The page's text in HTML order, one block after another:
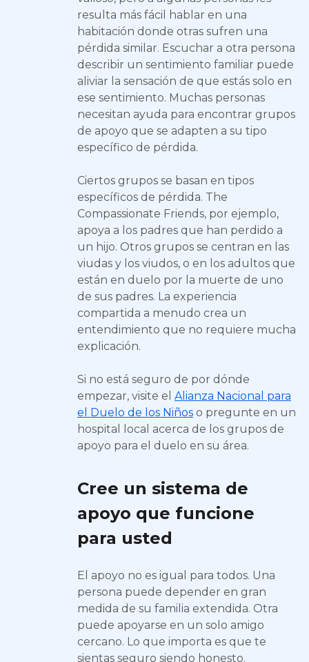
resulta más fácil hablar en una
habitación donde otras sufren una
pérdida similar. Escuchar a otra persona
describir un sentimiento familiar puede
aliviar la sensación de que estás solo en
ese sentimiento. Muchas personas
necesitan ayuda para encontrar grupos
de apoyo que se adapten a su tipo
específico de pérdida.
Ciertos grupos se basan en tipos
específicos de pérdida. The
Compassionate Friends, por ejemplo,
apoya a los padres que han perdido a
un hijo. Otros grupos se centran en las
viudas y los viudos, o en los adultos que
están en duelo por la muerte de uno
de sus padres. La experiencia
compartida a menudo crea un
entendimiento que no requiere mucha
explicación.
Si no está seguro de por dónde
empezar, visite el Alianza Nacional para
el Duelo de los Niños o pregunte en un
hospital local acerca de los grupos de
apoyo para el duelo en su área.
Cree un sistema de
apoyo que funcione
para usted
El apoyo no es igual para todos. Una
persona puede depender en gran
medida de su familia extendida. Otra
puede apoyarse en un solo amigo
cercano. Lo que importa es que te
sientas seguro siendo honesto.